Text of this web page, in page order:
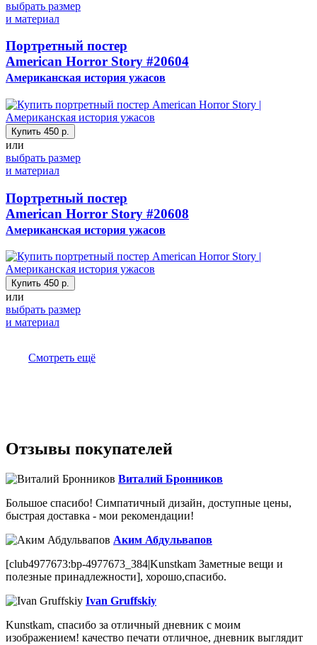
выбрать размер
и материал
Портретный постер
American Horror Story #20604
Американская история ужасов
Купить 450 р.
или
выбрать размер
и материал
Портретный постер
American Horror Story #20608
Американская история ужасов
Купить 450 р.
или
выбрать размер
и материал
Смотреть ещё
Отзывы покупателей
Виталий Бронников
Большое спасибо! Симпатичный дизайн, доступные цены,
быстрая доставка - мои рекомендации!
Аким Абдульвапов
[club4977673:bp-4977673_384|Kunstkam Заметные вещи и
полезные принадлежности], хорошо,спасибо.
Ivan Gruffskiy
Kunstkam, спасибо за отличный дневник с моим
изображением! качество печати отличное, дневник выглядит